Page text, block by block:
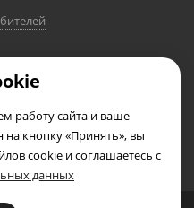
0
работу сайта и ваше
кнопку «Принять», вы
cookie и соглашаетесь с
данных